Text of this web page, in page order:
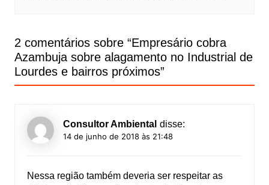
2 comentários sobre “Empresário cobra
Azambuja sobre alagamento no Industrial de
Lourdes e bairros próximos”
Consultor Ambiental disse:
14 de junho de 2018 às 21:48
Nessa região também deveria ser respeitar as